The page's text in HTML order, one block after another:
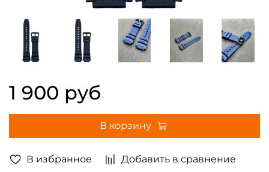
В избранное Добавить в сравнение
1 900 руб
В корзину